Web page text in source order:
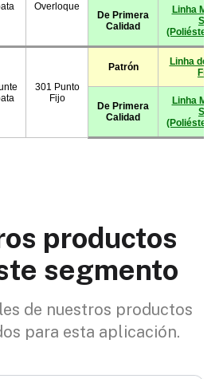
productos
segmento
de nuestros productos
para esta aplicación.